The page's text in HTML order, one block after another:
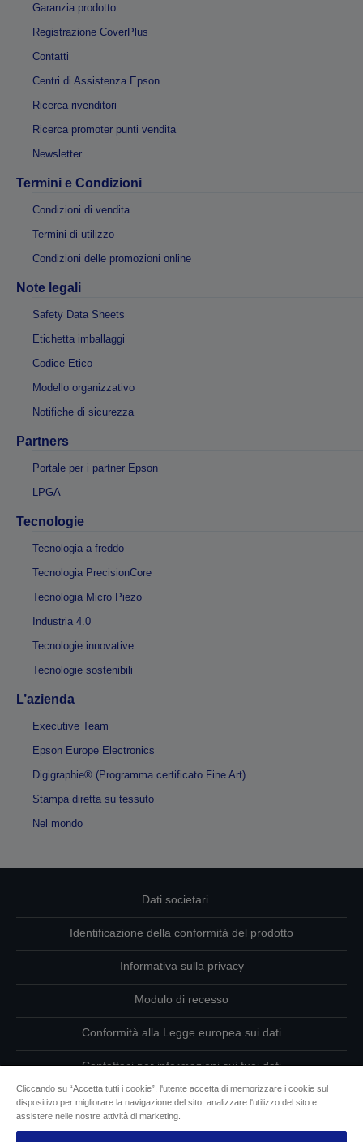
Garanzia prodotto
Registrazione CoverPlus
Contatti
Centri di Assistenza Epson
Ricerca rivenditori
Ricerca promoter punti vendita
Newsletter
Termini e Condizioni
Condizioni di vendita
Termini di utilizzo
Condizioni delle promozioni online
Note legali
Safety Data Sheets
Etichetta imballaggi
Codice Etico
Modello organizzativo
Notifiche di sicurezza
Partners
Portale per i partner Epson
LPGA
Tecnologie
Tecnologia a freddo
Tecnologia PrecisionCore
Tecnologia Micro Piezo
Industria 4.0
Tecnologie innovative
Tecnologie sostenibili
L’azienda
Executive Team
Epson Europe Electronics
Digigraphie® (Programma certificato Fine Art)
Stampa diretta su tessuto
Nel mondo
Dati societari
Identificazione della conformità del prodotto
Informativa sulla privacy
Modulo di recesso
Conformità alla Legge europea sui dati
Contattaci per informazioni sui tuoi dati
Informazioni sui cookie
L’impegno di Epson per l’accessibilità
Cliccando su “Accetta tutti i cookie”, l'utente accetta di memorizzare i cookie sul
dispositivo per migliorare la navigazione del sito, analizzare l'utilizzo del sito e
assistere nelle nostre attività di marketing.